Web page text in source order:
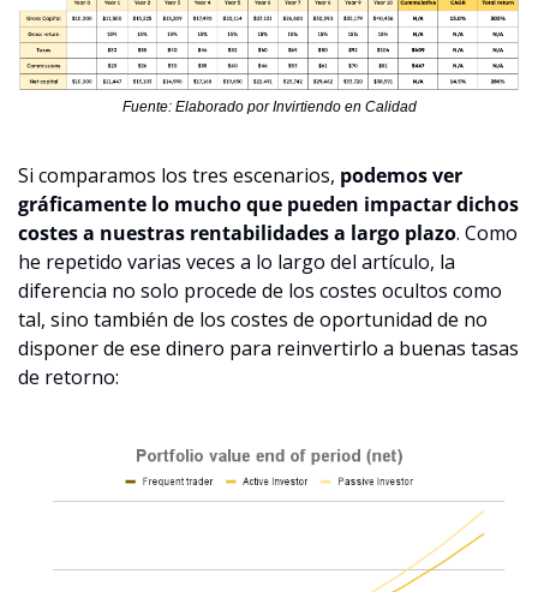
Fuente: Elaborado por Invirtiendo en Calidad
Si comparamos los tres escenarios, podemos ver
gráficamente lo mucho que pueden impactar dichos
costes a nuestras rentabilidades a largo plazo. Como
he repetido varias veces a lo largo del artículo, la
diferencia no solo procede de los costes ocultos como
tal, sino también de los costes de oportunidad de no
disponer de ese dinero para reinvertirlo a buenas tasas
de retorno: